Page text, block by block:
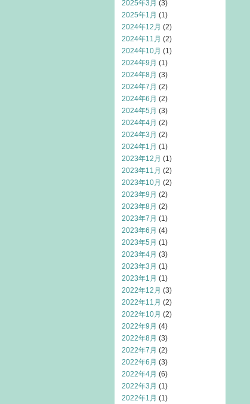
2025年3月 (3)
2025年1月 (1)
2024年12月 (2)
2024年11月 (2)
2024年10月 (1)
2024年9月 (1)
2024年8月 (3)
2024年7月 (2)
2024年6月 (2)
2024年5月 (3)
2024年4月 (2)
2024年3月 (2)
2024年1月 (1)
2023年12月 (1)
2023年11月 (2)
2023年10月 (2)
2023年9月 (2)
2023年8月 (2)
2023年7月 (1)
2023年6月 (4)
2023年5月 (1)
2023年4月 (3)
2023年3月 (1)
2023年1月 (1)
2022年12月 (3)
2022年11月 (2)
2022年10月 (2)
2022年9月 (4)
2022年8月 (3)
2022年7月 (2)
2022年6月 (3)
2022年4月 (6)
2022年3月 (1)
2022年1月 (1)